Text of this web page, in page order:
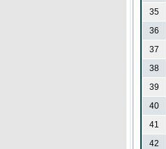
35
36
37
38
39
40
41
42